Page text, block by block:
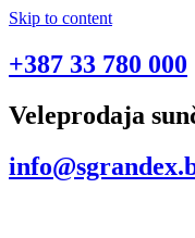
Skip to content
+387 33 780 000
Veleprodaja